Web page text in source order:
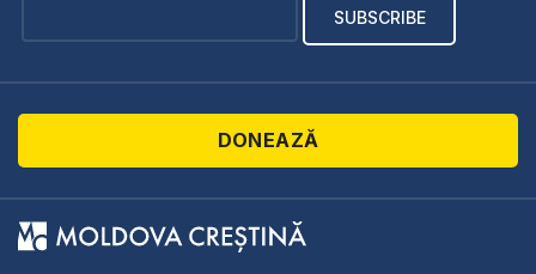
DONEAZĂ